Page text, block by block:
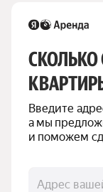
СКОЛЬКО
Введите
а мы
и поможем
Адрес